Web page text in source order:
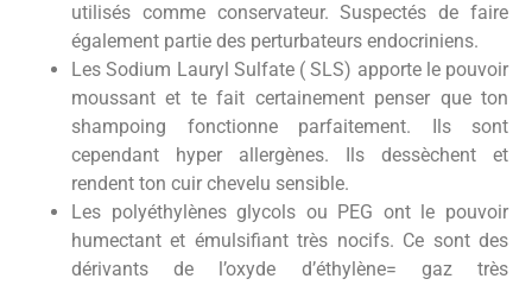
utilisés comme conservateur. Suspectés de faire
également partie des perturbateurs endocriniens.
Les Sodium Lauryl Sulfate ( SLS) apporte le pouvoir
moussant et te fait certainement penser que ton
shampoing fonctionne parfaitement. Ils sont
cependant hyper allergènes. Ils dessèchent et
rendent ton cuir chevelu sensible.
Les polyéthylènes glycols ou PEG ont le pouvoir
humectant et émulsifiant très nocifs. Ce sont des
dérivants de l’oxyde d’éthylène= gaz très